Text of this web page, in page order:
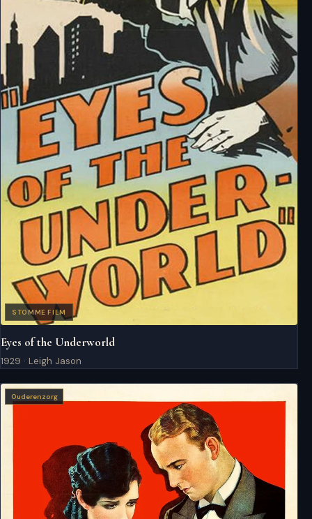
STOMME FILM
Eyes of the Underworld
1929 · Leigh Jason
Ouderenzorg